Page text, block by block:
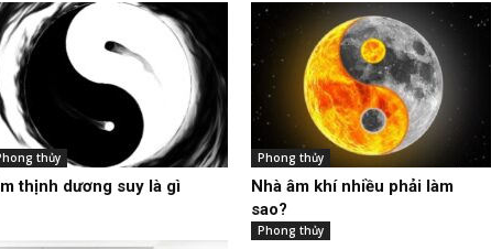
thủy
thịnh dương suy là gì
Phong thủy
Nhà âm khí nhiều phải làm
sao?
Phong thủy